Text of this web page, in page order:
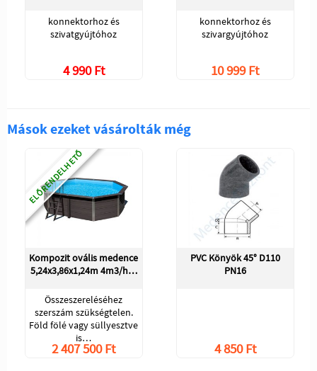
konnektorhoz és
szivatgyújtóhoz
4 990 Ft
konnektorhoz és
szivargyújtóhoz
10 999 Ft
Mások ezeket vásárolták még
ELŐRENDELHETŐ
Kompozit ovális medence
5,24x3,86x1,24m 4m3/h…
Összeszereléséhez
szerszám szükségtelen.
Föld fölé vagy süllyesztve
is…
2 407 500 Ft
PVC Könyök 45° D110
PN16
4 850 Ft